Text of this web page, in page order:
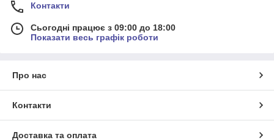
Контакти
Сьогодні працює з 09:00 до 18:00
Показати весь графік роботи
Про нас
Контакти
Доставка та оплата